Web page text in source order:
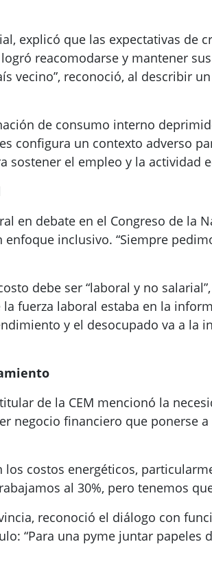
explicó que las expectativas de
reacomodarse y mantener
vecino”, reconoció, al describir
de consumo interno
configura un contexto adverso
sostener el empleo y la actividad
en debate en el Congreso de la
inclusivo. “Siempre
debe ser “laboral y no
fuerza laboral estaba en la
y el desocupado va a la
de la CEM mencionó la
negocio financiero que ponerse
costos energéticos,
al 30%, pero tenemos
reconoció el diálogo con
“Para una pyme juntar